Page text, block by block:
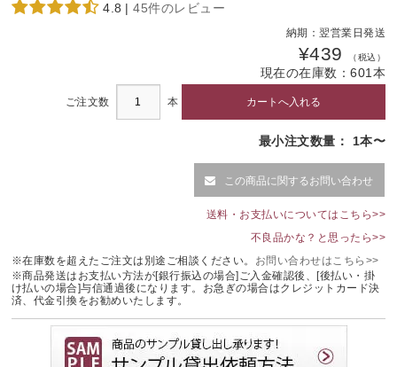
4.8 |45件のレビュー
納期：翌営業日発送
¥439 （税込）
現在の在庫数：601 本
ご注文数 本
最小注文数量： 1本〜
この商品に関するお問い合わせ
送料・お支払いについてはこちら>>
不良品かな？と思ったら>>
※在庫数を超えたご注文は別途ご相談ください。 お問い合わせはこちら>>
※商品発送はお支払い方法が[銀行振込の場合]ご入金確認後、[後払い・掛
け払いの場合]与信通過後になります。お急ぎの場合はクレジットカード決
済、代金引換をお勧めいたします。